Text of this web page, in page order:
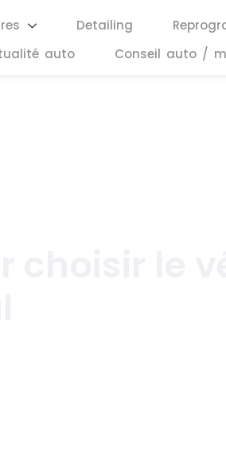
Detailing
auto Conseil auto /